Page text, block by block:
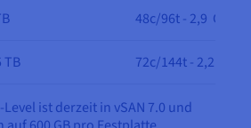
48c/96t - 2,9 GHz
TB 72c/144t - 2,2 GHz
Level ist derzeit in vSAN 7.0 und